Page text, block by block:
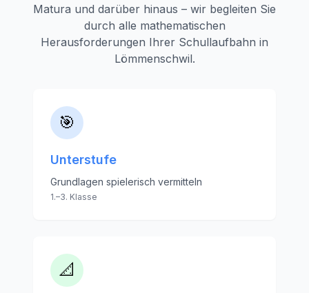
Matura und darüber hinaus – wir begleiten Sie
durch alle mathematischen
Herausforderungen Ihrer Schullaufbahn in
Lömmenschwil.
🎯
Unterstufe
Grundlagen spielerisch vermitteln
1.–3. Klasse
📐